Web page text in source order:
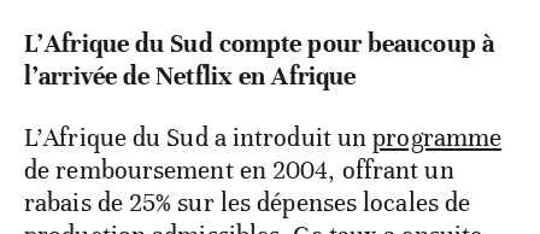
L’Afrique du Sud compte pour beaucoup à
l’arrivée de Netflix en Afrique
L’Afrique du Sud a introduit unprogramme
de remboursement en 2004, offrant un
rabais de 25% sur les dépenses locales de